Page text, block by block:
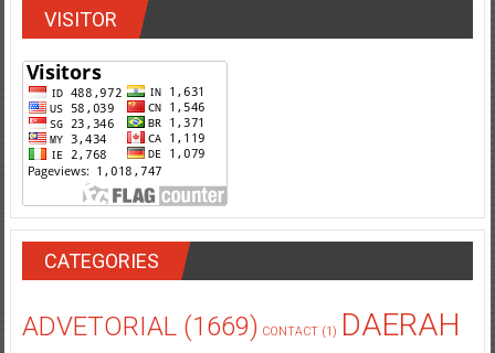
VISITOR
CATEGORIES
ADVETORIAL(1669) CONTACT(1) DAERAH